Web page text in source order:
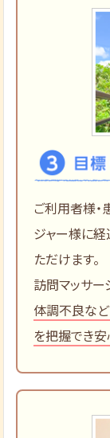
ご利用者様
ジャー様に
ただけます。
訪問マッサー
体調不良な
を把握でき